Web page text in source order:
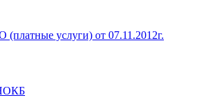
услуги) от 07.11.2012г.